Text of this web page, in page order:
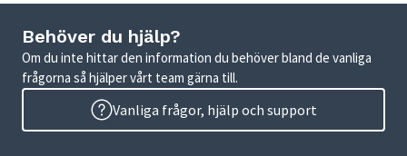
Behöver du hjälp?
Om du inte hittar den information du behöver bland de vanliga
frågorna så hjälper vårt team gärna till.
Vanliga frågor, hjälp och support